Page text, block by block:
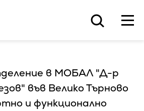
в МОБАЛ "Д-р
във Велико Търново
и функционално